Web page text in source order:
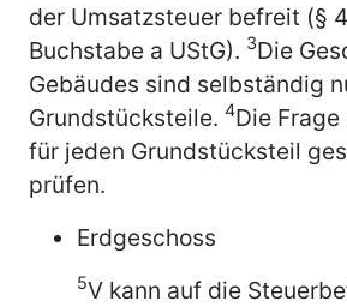
der Umsatzsteuer befreit (§ 4
Buchstabe a UStG). 3Die
Gebäudes sind selbständig
Grundstücksteile. 4Die
für jeden Grundstücksteil
prüfen.
Erdgeschoss
5V kann auf die